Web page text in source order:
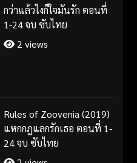
กว่าแล้วไงก็ใจมันรัก ตอนที่
1-24 จบ ซับไทย
2 views
Rules of Zoovenia (2019)
แหกกฎแลกรักเธอ ตอนที่ 1-
24 จบ ซับไทย